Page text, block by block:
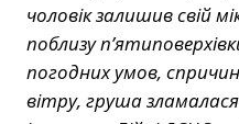
чоловік залишив свій
поблизу
погодних умов,
вітру, груша